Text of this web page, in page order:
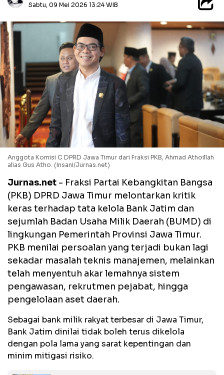
Sabtu, 09 Mei 2026 13:24 WIB
Anggota Komisi C DPRD Jawa Timur dari Fraksi PKB, Ahmad Athoillah
alias Gus Atho. (Insani/Jurnas.net)
Jurnas.net - Fraksi Partai Kebangkitan Bangsa
(PKB) DPRD Jawa Timur melontarkan kritik
keras terhadap tata kelola Bank Jatim dan
sejumlah Badan Usaha Milik Daerah (BUMD) di
lingkungan Pemerintah Provinsi Jawa Timur.
PKB menilai persoalan yang terjadi bukan lagi
sekadar masalah teknis manajemen, melainkan
telah menyentuh akar lemahnya sistem
pengawasan, rekrutmen pejabat, hingga
pengelolaan aset daerah.
Sebagai bank milik rakyat terbesar di Jawa Timur,
Bank Jatim dinilai tidak boleh terus dikelola
dengan pola lama yang sarat kepentingan dan
minim mitigasi risiko.